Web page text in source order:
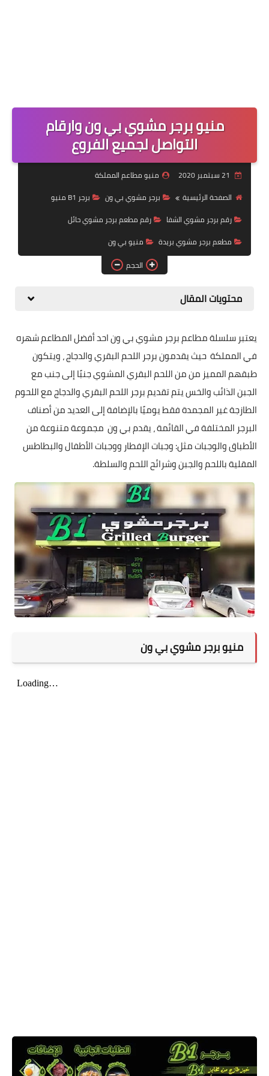
منيو برجر مشوي بي ون وارقام
التواصل لجميع الفروع
منيو مطاعم المملكة
الصفحة الرئيسية
برجر مشوي بي ون
برجر B1 منيو
رقم برجر مشوي الشفا
رقم مطعم برجر مشوي حائل
مطعم برجر مشوي بريدة
منيو بي ون
الحجم
محتويات المقال
يعتبر سلسلة مطاعم برجر مشوي بي ون احد أفضل المطاعم شهره
في المملكة حيث يقدمون برجر اللحم البقري والدجاج ، ويتكون
طبقهم المميز من من اللحم البقري المشوي جنبًا إلى جنب مع
الجبن الذائب والخس يتم تقديم برجر اللحم البقري والدجاج مع اللحوم
الطازجة غير المجمدة فقط يوميًا بالإضافة إلى العديد من أصناف
البرجر المختلفة في القائمة ، يقدم بي ون مجموعة متنوعة من
الأطباق والوجبات مثل: وجبات الإفطار ووجبات الأطفال والبطاطس
المقلية باللحم والجبن وشرائح اللحم والسلطة.
منيو برجر مشوي بي ون